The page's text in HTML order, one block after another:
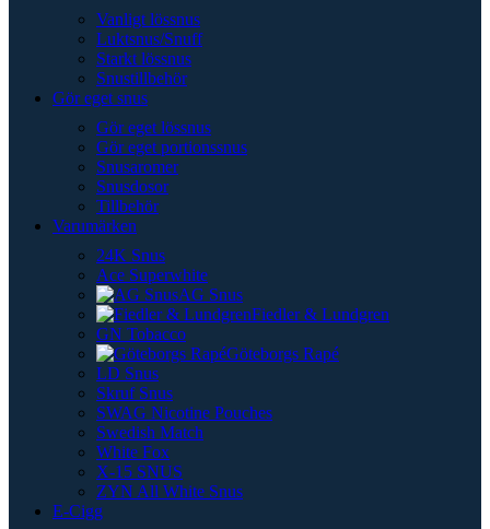
Vanligt lössnus
Luktsnus/Snuff
Starkt lössnus
Snustillbehör
Gör eget snus
Gör eget lössnus
Gör eget portionssnus
Snusaromer
Snusdosor
Tillbehör
Varumärken
24K Snus
Ace Superwhite
AG Snus
Fiedler & Lundgren
GN Tobacco
Göteborgs Rapé
LD Snus
Skruf Snus
SWAG Nicotine Pouches
Swedish Match
White Fox
X-15 SNUS
ZYN All White Snus
E-Cigg